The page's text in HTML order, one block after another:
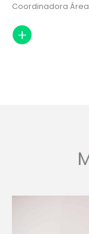
Coordinadora